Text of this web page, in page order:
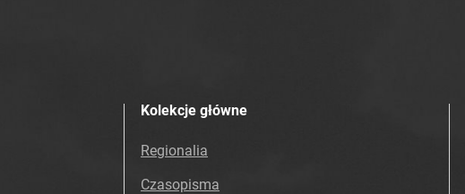
Kolekcje główne
Regionalia
Czasopisma